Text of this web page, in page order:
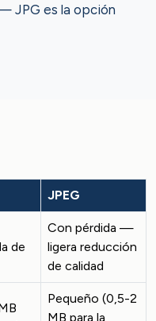
JPG es la opción
JPEG
de
Con pérdida —
ligera reducción
de calidad
Pequeño (0,5-2
MB para la